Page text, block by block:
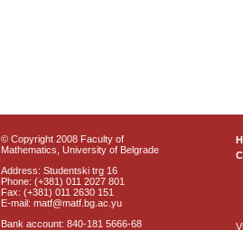
© Copyright 2008 Faculty of
Mathematics, University of Belgrade
Address: Studentski trg 16
Phone: (+381) 011 2027 801
Fax: (+381) 011 2630 151
E-mail: matf@matf.bg.ac.yu
Bank account: 840-181 5666-68